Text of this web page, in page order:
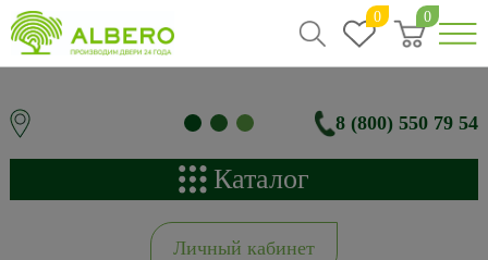
0 0
8 (800) 550 79 54
Каталог
Личный кабинет